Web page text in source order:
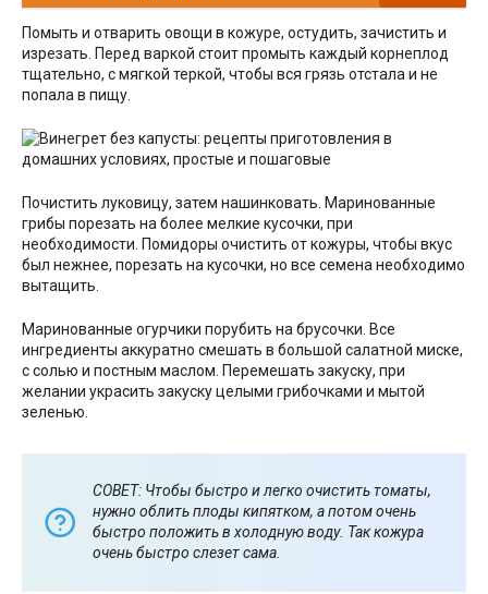
Помыть и отварить овощи в кожуре, остудить, зачистить и
изрезать. Перед варкой стоит промыть каждый корнеплод
тщательно, с мягкой теркой, чтобы вся грязь отстала и не
попала в пищу.
Почистить луковицу, затем нашинковать. Маринованные
грибы порезать на более мелкие кусочки, при
необходимости. Помидоры очистить от кожуры, чтобы вкус
был нежнее, порезать на кусочки, но все семена необходимо
вытащить.
Маринованные огурчики порубить на брусочки. Все
ингредиенты аккуратно смешать в большой салатной миске,
с солью и постным маслом. Перемешать закуску, при
желании украсить закуску целыми грибочками и мытой
зеленью.
СОВЕТ: Чтобы быстро и легко очистить томаты,
нужно облить плоды кипятком, а потом очень
быстро положить в холодную воду. Так кожура
очень быстро слезет сама.